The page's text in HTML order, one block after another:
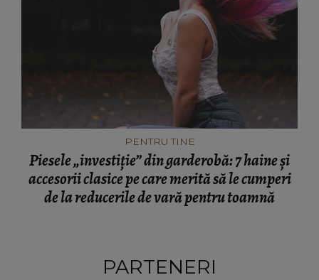
PENTRU TINE
Piesele „investiție” din garderobă: 7 haine și
accesorii clasice pe care merită să le cumperi
de la reducerile de vară pentru toamnă
PARTENERI